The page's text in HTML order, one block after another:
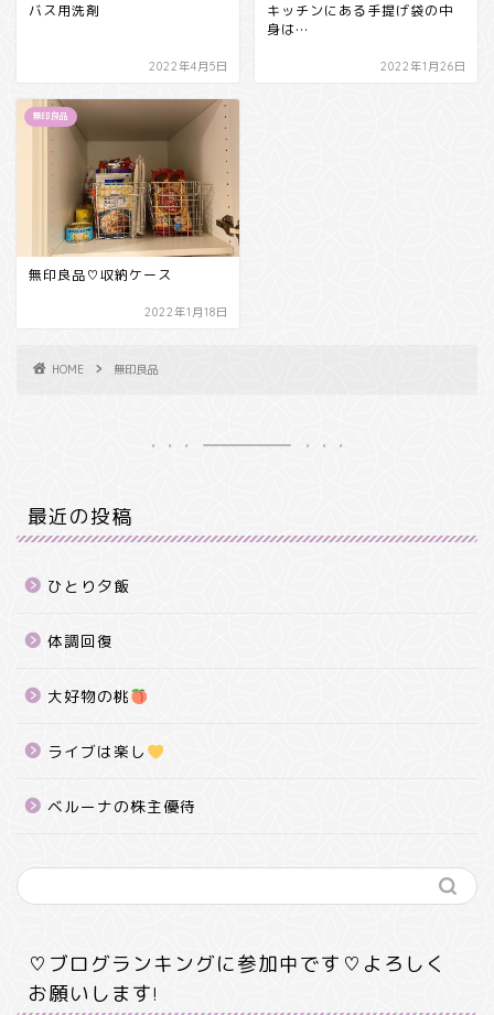
バス用洗剤
2022年4月5日
キッチンにある手提げ袋の中
身は…
2022年1月26日
無印良品
無印良品♡収納ケース
2022年1月18日
HOME 無印良品
最近の投稿
ひとり夕飯
体調回復
大好物の桃
ライブは楽し
ベルーナの株主優待
♡ブログランキングに参加中です♡よろしく
お願いします!